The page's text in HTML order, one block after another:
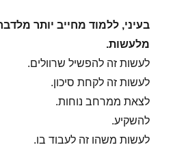
בעיני, ללמוד מחייב יותר
מלעשות.
לעשות זה להפשיל שרוולים.
לעשות זה לקחת סיכון.
לצאת ממרחב נוחות.
להשקיע.
לעשות משהו זה לעבוד בו.